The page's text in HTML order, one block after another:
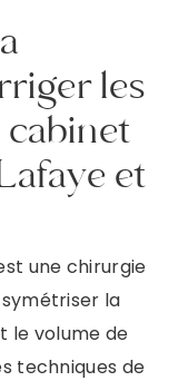
les
cabinet
et
une chirurgie
la
le volume de
techniques de